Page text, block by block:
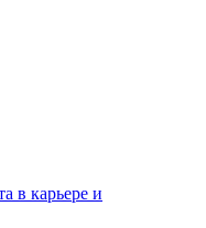
в карьере и